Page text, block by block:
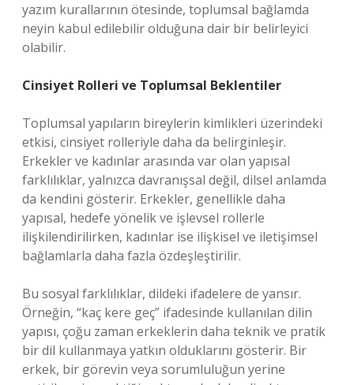
yazım kurallarının ötesinde, toplumsal bağlamda
neyin kabul edilebilir olduğuna dair bir belirleyici
olabilir.
Cinsiyet Rolleri ve Toplumsal Beklentiler
Toplumsal yapıların bireylerin kimlikleri üzerindeki
etkisi, cinsiyet rolleriyle daha da belirginleşir.
Erkekler ve kadınlar arasında var olan yapısal
farklılıklar, yalnızca davranışsal değil, dilsel anlamda
da kendini gösterir. Erkekler, genellikle daha
yapısal, hedefe yönelik ve işlevsel rollerle
ilişkilendirilirken, kadınlar ise ilişkisel ve iletişimsel
bağlamlarla daha fazla özdeşleştirilir.
Bu sosyal farklılıklar, dildeki ifadelere de yansır.
Örneğin, “kaç kere geç” ifadesinde kullanılan dilin
yapısı, çoğu zaman erkeklerin daha teknik ve pratik
bir dil kullanmaya yatkın olduklarını gösterir. Bir
erkek, bir görevin veya sorumluluğun yerine